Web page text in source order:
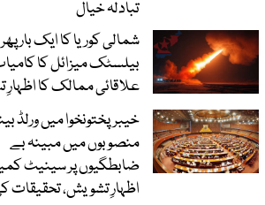
تبادلہ خیال
شمالی کوریا کا ایک بار پھر
بیلسٹک میزائل کا
علاقائی ممالک کا
خیبرپختونخوا میں ورلڈ
منصوبوں میں مبینہ بے
ضابطگیوں پر سینیٹ
اظہارِ تشویش، تحقیقات